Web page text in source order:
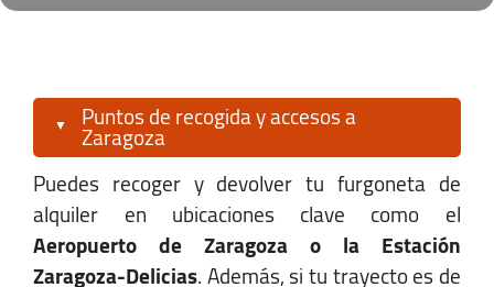
Puntos de recogida y accesos a
Zaragoza
Puedes recoger y devolver tu furgoneta de
alquiler en ubicaciones clave como el
Aeropuerto de Zaragoza o la Estación
Zaragoza-Delicias. Además, si tu trayecto es de